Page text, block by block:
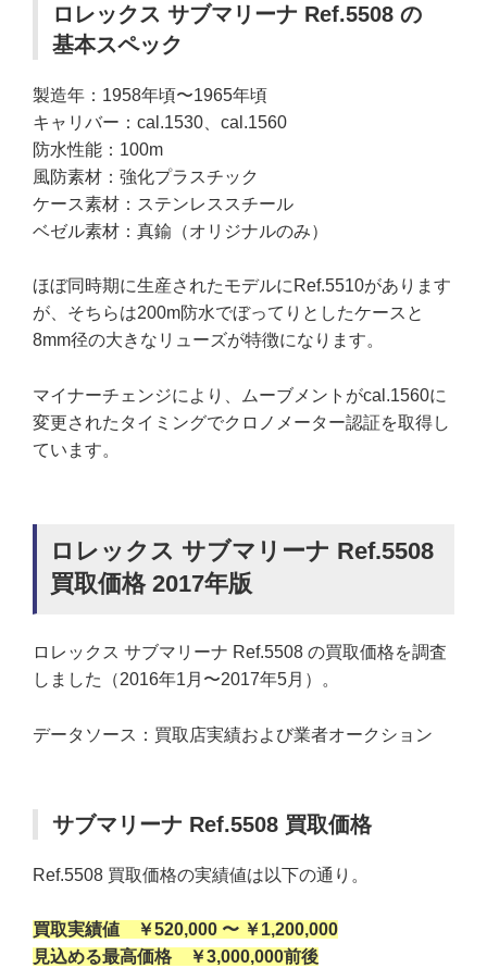
ロレックス サブマリーナ Ref.5508 の
基本スペック
製造年：1958年頃〜1965年頃
キャリバー：cal.1530、cal.1560
防水性能：100m
風防素材：強化プラスチック
ケース素材：ステンレススチール
ベゼル素材：真鍮（オリジナルのみ）
ほぼ同時期に生産されたモデルにRef.5510があります
が、そちらは200m防水でぼってりとしたケースと
8mm径の大きなリューズが特徴になります。
マイナーチェンジにより、ムーブメントがcal.1560に
変更されたタイミングでクロノメーター認証を取得し
ています。
ロレックス サブマリーナ Ref.5508
買取価格 2017年版
ロレックス サブマリーナ Ref.5508 の買取価格を調査
しました（2016年1月〜2017年5月）。
データソース：買取店実績および業者オークション
サブマリーナ Ref.5508 買取価格
Ref.5508 買取価格の実績値は以下の通り。
買取実績値 ￥520,000 〜 ￥1,200,000
見込める最高価格 ￥3,000,000前後